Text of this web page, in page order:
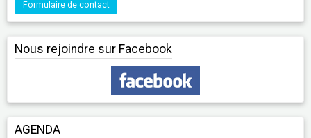
Formulaire de contact
Nous rejoindre sur Facebook
AGENDA